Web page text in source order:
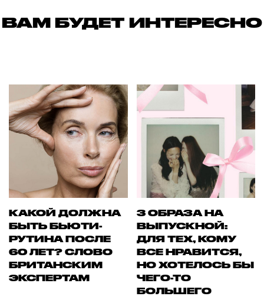
ВАМ БУДЕТ ИНТЕРЕСНО
КАКОЙ ДОЛЖНА
БЫТЬ БЬЮТИ-
РУТИНА ПОСЛЕ
60 ЛЕТ? СЛОВО
БРИТАНСКИМ
ЭКСПЕРТАМ
3 ОБРАЗА НА
ВЫПУСКНОЙ:
ДЛЯ ТЕХ, КОМУ
ВСЕ НРАВИТСЯ,
НО ХОТЕЛОСЬ БЫ
ЧЕГО-ТО
БОЛЬШЕГО